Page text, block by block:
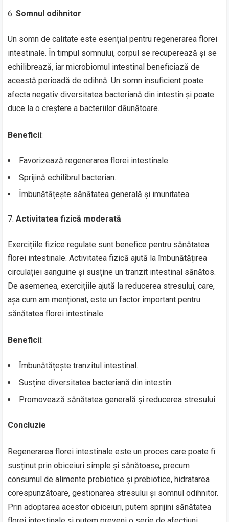
Somnul odihnitor
Un somn de calitate este esențial pentru regenerarea florei
intestinale. În timpul somnului, corpul se recuperează și se
echilibrează, iar microbiomul intestinal beneficiază de
această perioadă de odihnă. Un somn insuficient poate
afecta negativ diversitatea bacteriană din intestin și poate
duce la o creștere a bacteriilor dăunătoare.
Beneficii:
Favorizează regenerarea florei intestinale.
Sprijină echilibrul bacterian.
Îmbunătățește sănătatea generală și imunitatea.
Activitatea fizică moderată
Exercițiile fizice regulate sunt benefice pentru sănătatea
florei intestinale. Activitatea fizică ajută la îmbunătățirea
circulației sanguine și susține un tranzit intestinal sănătos.
De asemenea, exercițiile ajută la reducerea stresului, care,
așa cum am menționat, este un factor important pentru
sănătatea florei intestinale.
Beneficii:
Îmbunătățește tranzitul intestinal.
Susține diversitatea bacteriană din intestin.
Promovează sănătatea generală și reducerea stresului.
Concluzie
Regenerarea florei intestinale este un proces care poate fi
susținut prin obiceiuri simple și sănătoase, precum
consumul de alimente probiotice și prebiotice, hidratarea
corespunzătoare, gestionarea stresului și somnul odihnitor.
Prin adoptarea acestor obiceiuri, putem sprijini sănătatea